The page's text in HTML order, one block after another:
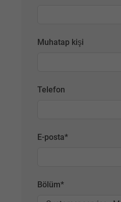
Muhatap kişi
Telefon
E-posta*
Bölüm*